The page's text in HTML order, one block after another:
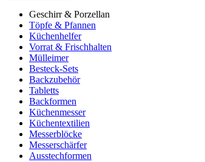
Geschirr & Porzellan
Töpfe & Pfannen
Küchenhelfer
Vorrat & Frischhalten
Mülleimer
Besteck-Sets
Backzubehör
Tabletts
Backformen
Küchenmesser
Küchentextilien
Messerblöcke
Messerschärfer
Ausstechformen